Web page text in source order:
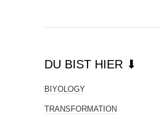
DU BIST HIER ⬇
BIYOLOGY
TRANSFORMATION